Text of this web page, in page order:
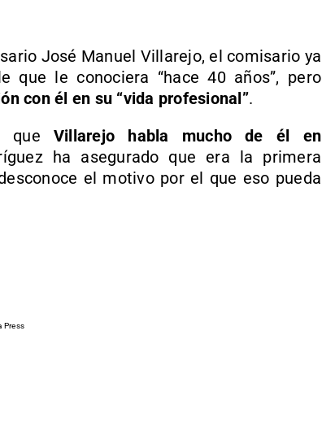
José Manuel Villarejo, el comisario ya
que le conociera “hace 40 años”, pero
con él en su “vida profesional”.
que Villarejo habla mucho de él en
ha asegurado que era la primera
el motivo por el que eso pueda
Press